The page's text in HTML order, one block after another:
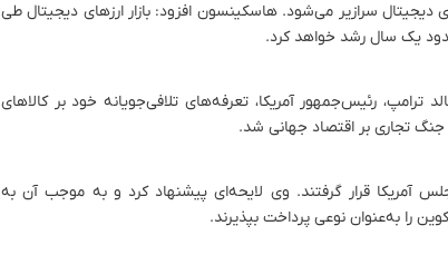
سرازیر می‌شود. هاسکینسون افزود: بازار ارزهای دیجیتال طی
یک سال رشد خواهد کرد.
رئیس‌جمهور آمریکا، تعرفه‌های تلافی‌جویانه خود بر کالاهای
آمریکا قرار گرفتند. وی لایحه‌ای پیشنهاد کرد و به موجب آن به
را به‌عنوان نوعی پرداخت بپذیرند.